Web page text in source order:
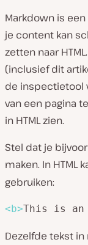
Markdown is
je content kan
zetten naar
(inclusief dit
de inspectietool
van een pagina
in HTML zien.
Stel dat je
maken. In HTML
gebruiken:
<b>This is an
Dezelfde tekst